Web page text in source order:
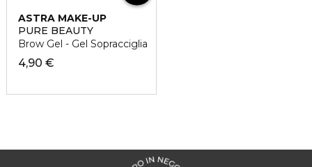
ASTRA MAKE-UP
PURE BEAUTY
Brow Gel - Gel Sopracciglia
4,90 €